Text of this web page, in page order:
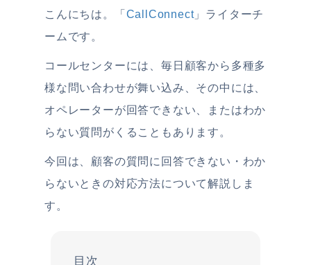
こんにちは。「 CallConnect」ライターチ
ームです。
コールセンターには、毎日顧客から多種多
様な問い合わせが舞い込み、その中には、
オペレーターが回答できない、またはわか
らない質問がくることもあります。
今回は、顧客の質問に回答できない・わか
らないときの対応方法について解説しま
す。